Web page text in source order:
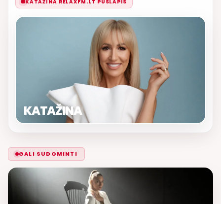
KATAŽINA RELAXFM.LT PUSLAPIS
KATAŽINA
GALI SUDOMINTI